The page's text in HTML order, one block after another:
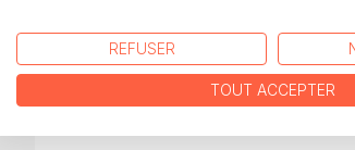
D’AUTRES
REFUSER
TOUT ACCEPTER